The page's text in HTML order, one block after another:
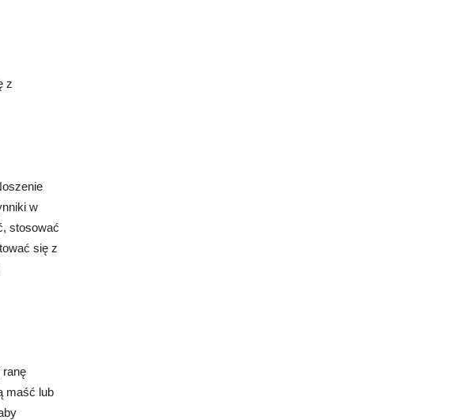
z
w
stosować
się z
ranę
maść lub